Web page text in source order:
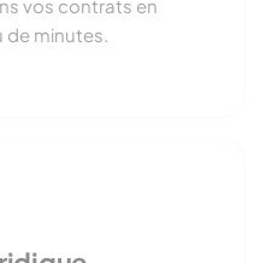
vos contrats en
de minutes.